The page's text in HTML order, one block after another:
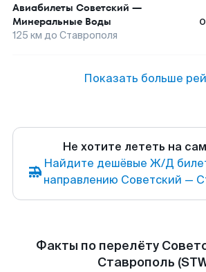
Авиабилеты Советский —
Минеральные Воды
125 км до Ставрополя
Показать больше
Не хотите лететь на
Найдите дешёвые Ж/Д
направлению Советский —
Факты по перелёту
Ставрополь